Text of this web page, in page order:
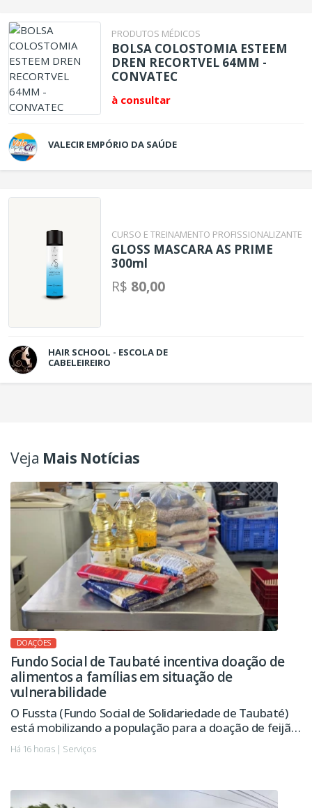
PRODUTOS MÉDICOS
BOLSA COLOSTOMIA ESTEEM
DREN RECORTVEL 64MM -
CONVATEC
à consultar
VALECIR EMPÓRIO DA SAÚDE
CURSO E TREINAMENTO PROFISSIONALIZANTE
GLOSS MASCARA AS PRIME
300ml
R$ 80,00
HAIR SCHOOL - ESCOLA DE
CABELEIREIRO
Veja Mais Notícias
DOAÇÕES
Fundo Social de Taubaté incentiva doação de
alimentos a famílias em situação de
vulnerabilidade
O Fussta (Fundo Social de Solidariedade de Taubaté)
está mobilizando a população para a doação de feijão,
óleo e macarrão, alimentos essenciais na composição
dos kits distribuídos pelo Banco de Alimentos às
instituições assistenciais do município.
Há 16 horas | Serviços